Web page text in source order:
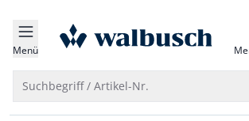
springen
springen
springen
Menü zur Startseite
Suchbegriff / Artikel-Nr.